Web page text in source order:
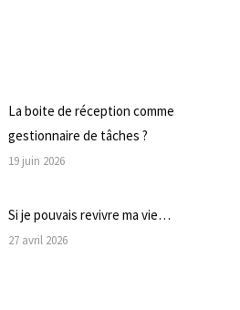
La boite de réception comme
gestionnaire de tâches ?
19 juin 2026
Si je pouvais revivre ma vie…
27 avril 2026